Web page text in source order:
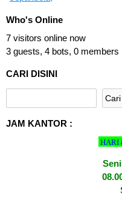
Who's Online
7 visitors online now
3 guests, 4 bots, 0 members
CARI DISINI
JAM KANTOR :
HARI